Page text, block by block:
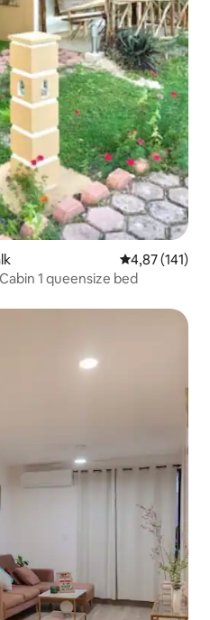
Gemiddelde
4,87 (141)
1 queensize bed